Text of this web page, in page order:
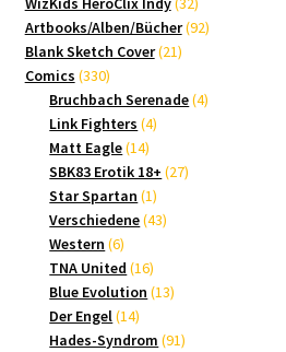
Produkte
Artbooks/Alben/Bücher 9292
Blank Sketch Cover 2121
Comics 330330
Produkte
Bruchbach Serenade 44
Link Fighters 44
Matt Eagle 1414
Produkte
SBK83 Erotik 18+ 2727
Star Spartan 11
Produkt
Verschiedene 4343
Western 66
Produkte
TNA United 1616
Produkte
Blue Evolution 1313
Der Engel 1414
Produkte
Hades-Syndrom 9191